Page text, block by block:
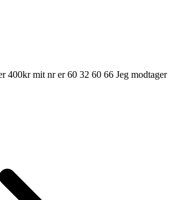
400kr mit nr er 60 32 60 66 Jeg modtager